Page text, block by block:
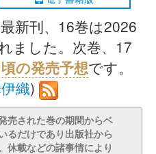
新刊、16巻は2026
ました。次巻、17
の発売予想です。
織)
売された巻の期間からベ
るだけであり出版社から
休載などの諸事情により